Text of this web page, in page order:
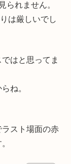
られません。
は厳しいでし
はと思ってま
ね。
スト場面の赤